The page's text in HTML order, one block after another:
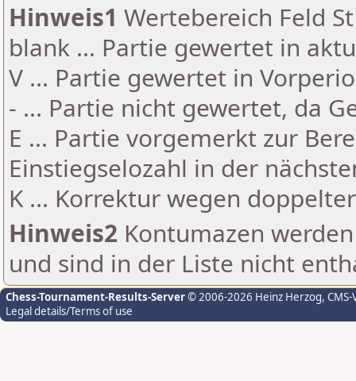
Hinweis1 Wertebereich Feld
blank ... Partie gewertet in
V ... Partie gewertet in
- ... Partie nicht gewertet, da
E ... Partie vorgemerkt zur
Einstiegselozahl in der
K ... Korrektur wegen
Hinweis2 Kontumazen
und sind in der Liste nicht
Chess-Tournament-Results-Server© 2006-2026 Heinz Herzog,
Legal details/Terms of use